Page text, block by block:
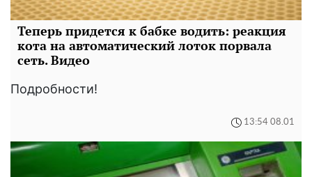
Теперь придется к бабке водить: реакция
кота на автоматический лоток порвала
сеть. Видео
Подробности!
13:54 08.01